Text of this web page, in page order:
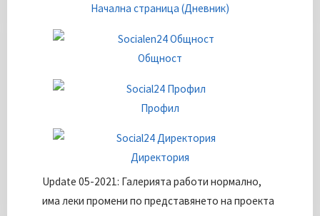
Начална страница (Дневник)
Общност
Профил
Директория
Update 05-2021: Галерията работи нормално,
има леки промени по представянето на проекта